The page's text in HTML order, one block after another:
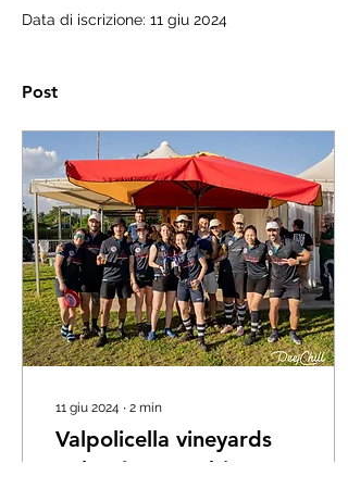
Data di iscrizione: 11 giu 2024
Post
11 giu 2024 ∙ 2 min
Valpolicella vineyards
galvanise Scambio to